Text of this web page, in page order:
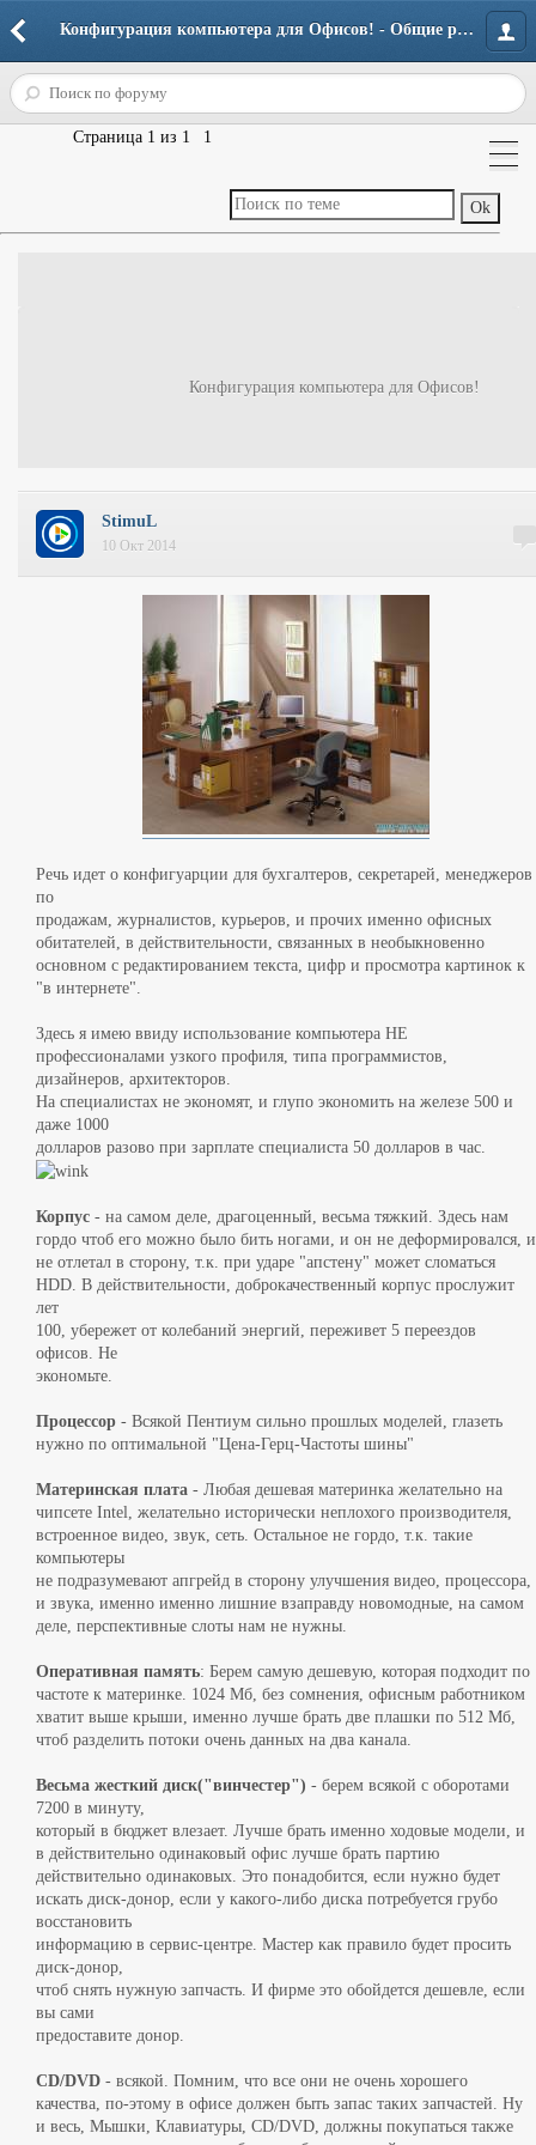
Конфигурация компьютера для Офисов! - Общие разделы - Компьютерный Флейм - Моддинг - Форум портала
Страница 1 из 1 1
Конфигурация компьютера для Офисов!
StimuL
10 Окт 2014
Речь идет о конфигуарции для бухгалтеров, секретарей, менеджеров
по
продажам, журналистов, курьеров, и прочих именно офисных
обитателей, в действительности, связанных в необыкновенно
основном с редактированием текста, цифр и просмотра картинок к
"в интернете".
Здесь я имею ввиду использование компьютера НЕ
профессионалами узкого профиля, типа программистов,
дизайнеров, архитекторов.
На специалистах не экономят, и глупо экономить на железе 500 и
даже 1000
долларов разово при зарплате специалиста 50 долларов в час.
Корпус - на самом деле, драгоценный, весьма тяжкий. Здесь нам
гордо чтоб его можно было бить ногами, и он не деформировался, и
не отлетал в сторону, т.к. при ударе "апстену" может сломаться
HDD. В действительности, доброкачественный корпус прослужит
лет
100, убережет от колебаний энергий, переживет 5 переездов
офисов. Не
экономьте.
Процессор - Всякой Пентиум сильно прошлых моделей, глазеть
нужно по оптимальной "Цена-Герц-Частоты шины"
Материнская плата - Любая дешевая материнка желательно на
чипсете Intel, желательно исторически неплохого производителя,
встроенное видео, звук, сеть. Остальное не гордо, т.к. такие
компьютеры
не подразумевают апгрейд в сторону улучшения видео, процессора,
и звука, именно именно лишние взаправду новомодные, на самом
деле, перспективные слоты нам не нужны.
Оперативная память: Берем самую дешевую, которая подходит по
частоте к материнке. 1024 Мб, без сомнения, офисным работником
хватит выше крыши, именно лучше брать две плашки по 512 Мб,
чтоб разделить потоки очень данных на два канала.
Весьма жесткий диск("винчестер") - берем всякой с оборотами
7200 в минуту,
который в бюджет влезает. Лучше брать именно ходовые модели, и
в действительно одинаковый офис лучше брать партию
действительно одинаковых. Это понадобится, если нужно будет
искать диск-донор, если у какого-либо диска потребуется грубо
восстановить
информацию в сервис-центре. Мастер как правило будет просить
диск-донор,
чтоб снять нужную запчасть. И фирме это обойдется дешевле, если
вы сами
предоставите донор.
CD/DVD - всякой. Помним, что все они не очень хорошего
качества, по-этому в офисе должен быть запас таких запчастей. Ну
и весь, Мышки, Клавиатуры, CD/DVD, должны покупаться также